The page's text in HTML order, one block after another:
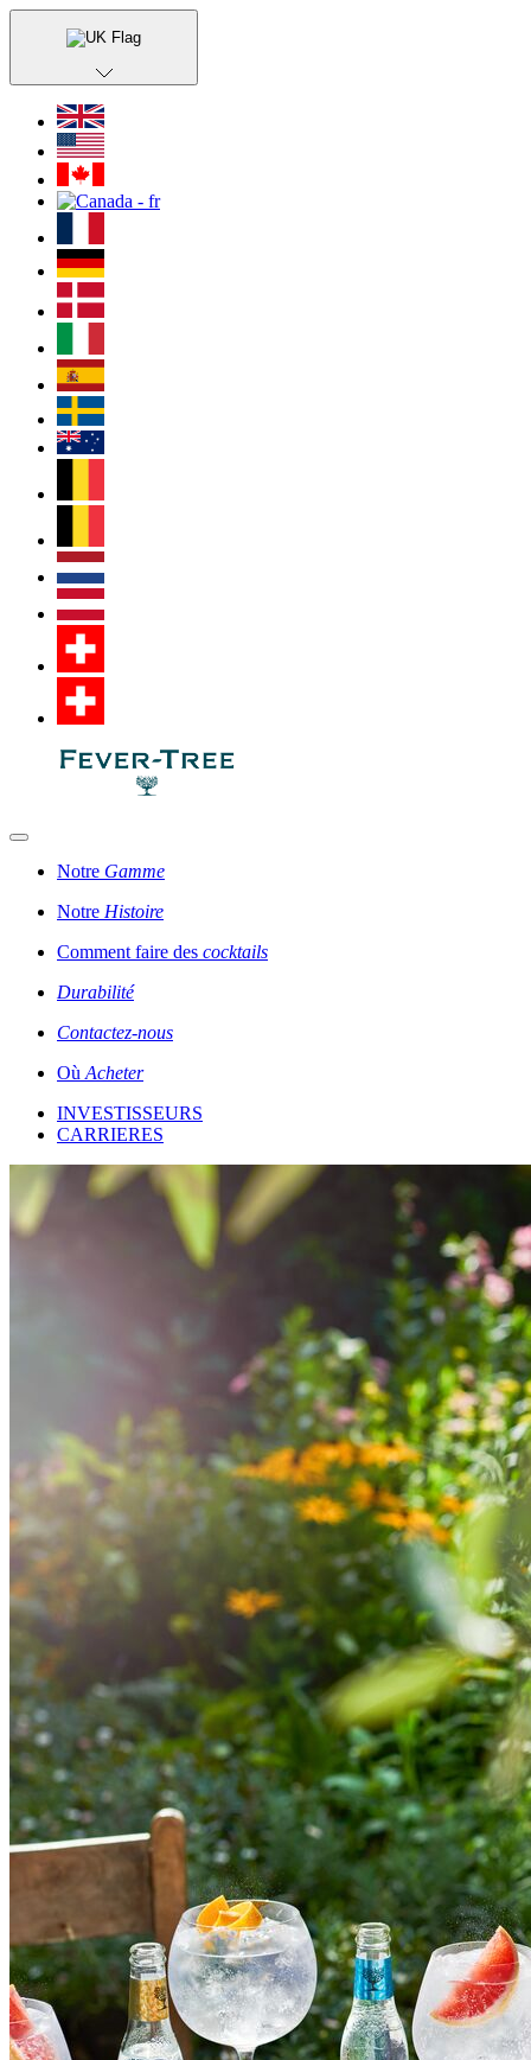
Notre Gamme
Notre Histoire
Comment faire des cocktails
Durabilité
Contactez-nous
Où Acheter
INVESTISSEURS
CARRIERES